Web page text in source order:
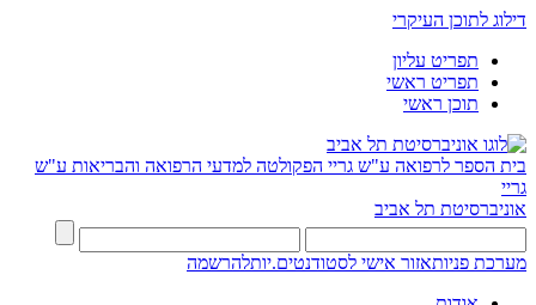
דילוג לתוכן העיקרי
תפריט עליון
תפריט ראשי
תוכן ראשי
בית הספר לרפואה ע"ש גריי הפקולטה למדעי הרפואה והבריאות ע"ש
גריי
אוניברסיטת תל אביב
מערכת פניותאזור אישי לסטודנטים.יותלהרשמה